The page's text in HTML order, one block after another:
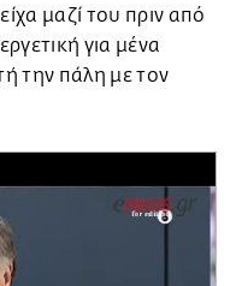
μαζί του πριν από
για μένα
την πάλη με τον